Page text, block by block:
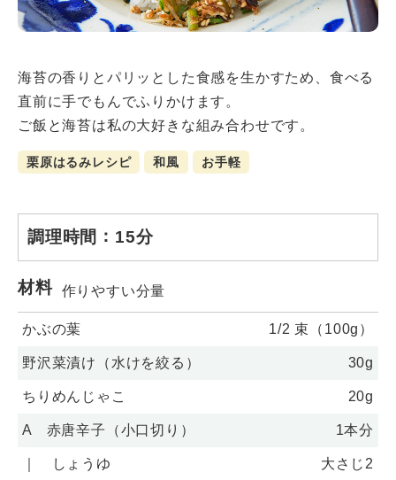
海苔の香りとパリッとした食感を生かすため、食べる
直前に手でもんでふりかけます。
ご飯と海苔は私の大好きな組み合わせです。
栗原はるみレシピ 和風 お手軽
調理時間 15分
材料 作りやすい分量
かぶの葉 1/2 束（100g）
野沢菜漬け（水けを絞る） 30g
ちりめんじゃこ 20g
A 赤唐辛子（小口切り） 1本分
｜ しょうゆ 大さじ2